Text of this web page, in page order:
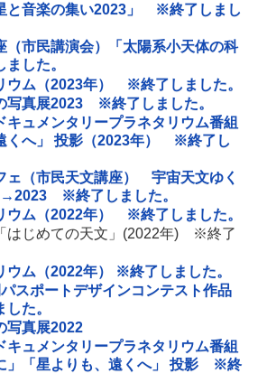
と音楽の集い2023」 ※終了しまし
（市民講演会）「太陽系小天体の科
した。
ウム（2023年） ※終了しました。
写真展2023 ※終了しました。
キュメンタリープラネタリウム番組
くへ」 投影（2023年） ※終了し
ェ（市民天文講座） 宇宙天文ゆく
※終了しました。
ウム（2022年） ※終了しました。
はじめての天文」(2022年) ※終了
ウム（2022年） ※終了しました。
スポートデザインコンテスト作品
た。
写真展2022
キュメンタリープラネタリウム番組
」「星よりも、遠くへ」 投影 ※終